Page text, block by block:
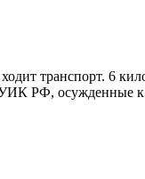
транспорт. 6
УИК РФ, осужденные